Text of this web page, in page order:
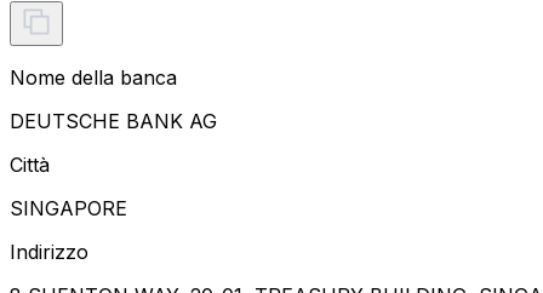
Nome della banca
DEUTSCHE BANK AG
Città
SINGAPORE
Indirizzo